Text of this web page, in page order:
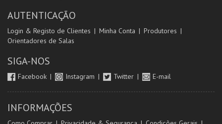
AUTENTICAÇÃO
Login & Registo de Clientes Minha Conta
Produtores
Orientadores de Salas
SIGA-NOS
Facebook Instagram Twitter E-mail
INFORMAÇÕES